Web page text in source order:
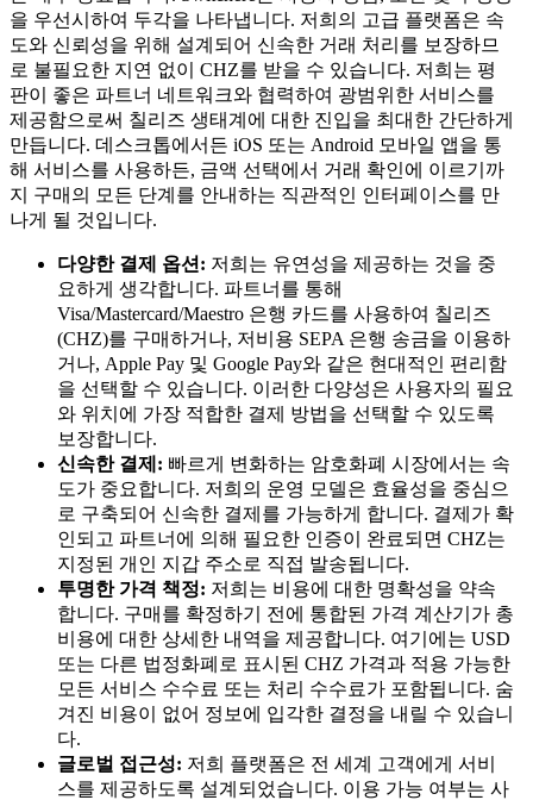
을 우선시하여 두각을 나타냅니다. 저희의 고급 플랫폼은 속
도와 신뢰성을 위해 설계되어 신속한 거래 처리를 보장하므
로 불필요한 지연 없이 CHZ를 받을 수 있습니다. 저희는 평
판이 좋은 파트너 네트워크와 협력하여 광범위한 서비스를
제공함으로써 칠리즈 생태계에 대한 진입을 최대한 간단하게
만듭니다. 데스크톱에서든 iOS 또는 Android 모바일 앱을 통
해 서비스를 사용하든, 금액 선택에서 거래 확인에 이르기까
지 구매의 모든 단계를 안내하는 직관적인 인터페이스를 만
나게 될 것입니다.
다양한 결제 옵션: 저희는 유연성을 제공하는 것을 중
요하게 생각합니다. 파트너를 통해
Visa/Mastercard/Maestro 은행 카드를 사용하여 칠리즈
(CHZ)를 구매하거나, 저비용 SEPA 은행 송금을 이용하
거나, Apple Pay 및 Google Pay와 같은 현대적인 편리함
을 선택할 수 있습니다. 이러한 다양성은 사용자의 필요
와 위치에 가장 적합한 결제 방법을 선택할 수 있도록
보장합니다.
신속한 결제: 빠르게 변화하는 암호화폐 시장에서는 속
도가 중요합니다. 저희의 운영 모델은 효율성을 중심으
로 구축되어 신속한 결제를 가능하게 합니다. 결제가 확
인되고 파트너에 의해 필요한 인증이 완료되면 CHZ는
지정된 개인 지갑 주소로 직접 발송됩니다.
투명한 가격 책정: 저희는 비용에 대한 명확성을 약속
합니다. 구매를 확정하기 전에 통합된 가격 계산기가 총
비용에 대한 상세한 내역을 제공합니다. 여기에는 USD
또는 다른 법정화폐로 표시된 CHZ 가격과 적용 가능한
모든 서비스 수수료 또는 처리 수수료가 포함됩니다. 숨
겨진 비용이 없어 정보에 입각한 결정을 내릴 수 있습니
다.
글로벌 접근성: 저희 플랫폼은 전 세계 고객에게 서비
스를 제공하도록 설계되었습니다. 이용 가능 여부는 사